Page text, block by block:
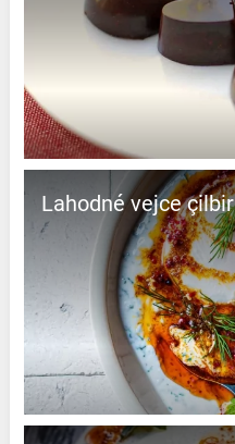
Lahodné vejce çilbir